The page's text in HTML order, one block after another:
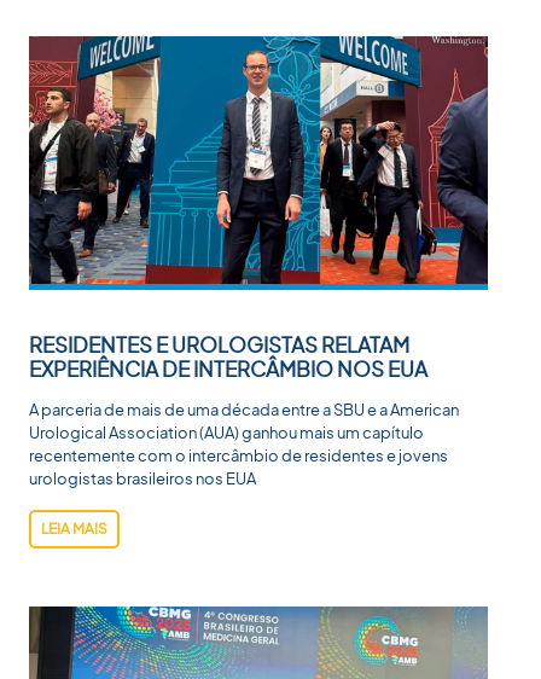
RESIDENTES E UROLOGISTAS RELATAM
EXPERIÊNCIA DE INTERCÂMBIO NOS EUA
A parceria de mais de uma década entre a SBU e a American
Urological Association (AUA) ganhou mais um capítulo
recentemente com o intercâmbio de residentes e jovens
urologistas brasileiros nos EUA
LEIA MAIS